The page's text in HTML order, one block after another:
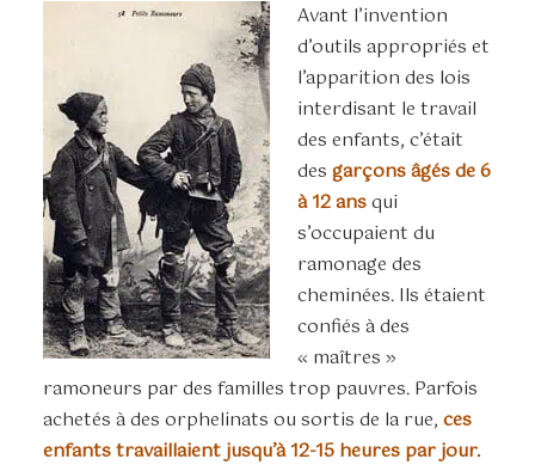
Avant l’invention
d’outils appropriés et
l’apparition des lois
interdisant le travail
des enfants, c’était
des garçons âgés de 6
à 12 ansqui
s’occupaient du
ramonage des
cheminées. Ils étaient
confiés à des
« maîtres »
ramoneurs par des familles trop pauvres. Parfois
achetés à des orphelinats ou sortis de la rue, ces
enfants travaillaient jusqu’à 12-15 heures par jour.